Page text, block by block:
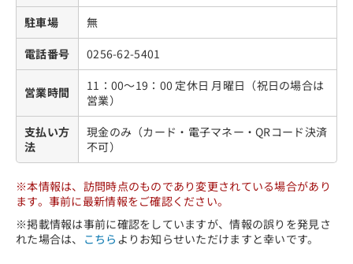
駐車場
無
電話番号
0256-62-5401
営業時間
11：00～19：00 定休日 月曜日（祝日の場合は
営業）
支払い方
法
現金のみ（カード・電子マネー・QRコード決済
不可）
※本情報は、訪問時点のものであり変更されている場合があり
ます。事前に最新情報をご確認ください。
※掲載情報は事前に確認をしていますが、情報の誤りを発見さ
れた場合は、 こちら よりお知らせいただけますと幸いです。